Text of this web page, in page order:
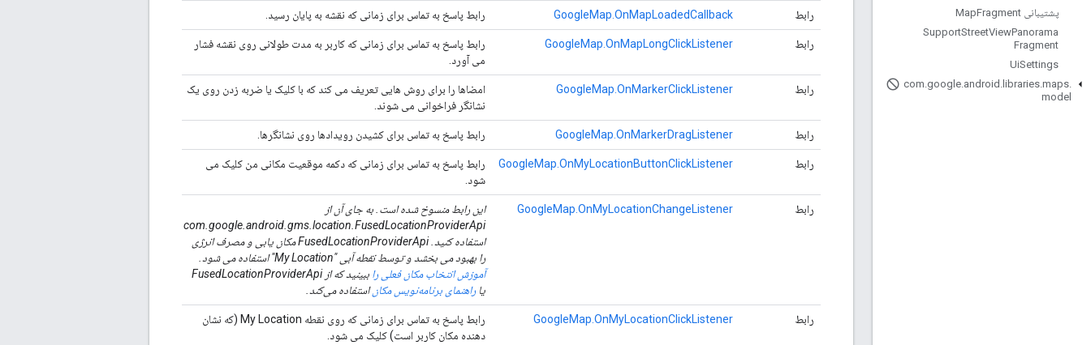
پشتیبانی Map Fragment
SupportStreetViewPanorama
Fragment
UiSettings
com.google.android . libraries.maps.
model
رابط GoogleMap.OnMapLoadedCallback رابط پاسخ به تماس برای زمانی که نقشه به پایان رسید.
رابط GoogleMap.OnMapLongClickListener
رابط پاسخ به تماس برای زمانی که کاربر به مدت طولانی روی نقشه فشار
می آورد.
رابط GoogleMap.OnMarkerClickListener
امضاها را برای روش هایی تعریف می کند که با کلیک یا ضربه زدن روی یک
نشانگر فراخوانی می شوند.
رابط GoogleMap.OnMarkerDragListener رابط پاسخ به تماس برای کشیدن رویدادها روی نشانگرها.
رابط GoogleMap.OnMyLocationButtonClickListener
رابط پاسخ به تماس برای زمانی که دکمه موقعیت مکانی من کلیک می
شود.
رابط GoogleMap.OnMyLocationChangeListener
این رابط منسوخ شده است. به جای آن از
com.google.android.gms.location.FusedLocationProviderApi
استفاده کنید. FusedLocationProviderApi مکان یابی و مصرف انرژی
را بهبود می بخشد و توسط نقطه آبی "My Location" استفاده می شود.
آموزش انتخاب مکان فعلی را
ببینید که از FusedLocationProviderApi
یا راهنمای برنامه‌نویس مکان استفاده می‌کند.
رابط GoogleMap.OnMyLocationClickListener
رابط پاسخ به تماس برای زمانی که روی نقطه My Location (که نشان
دهنده مکان کاربر است) کلیک می شود.